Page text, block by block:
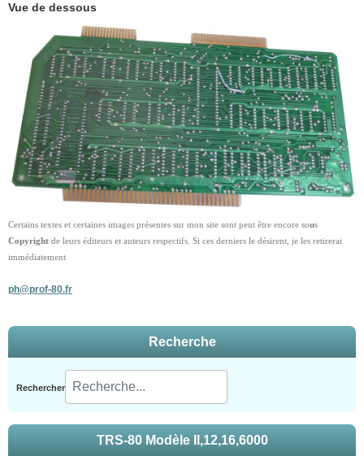
Vue de dessous
Certains textes et certaines images présentes sur mon site sont peut être encore sous
Copyright de leurs éditeurs et auteurs respectifs. Si ces derniers le désirent, je les retirerai
immédiatement
ph@prof-80.fr
Recherche
Rechercher
TRS-80 Modèle II,12,16,6000